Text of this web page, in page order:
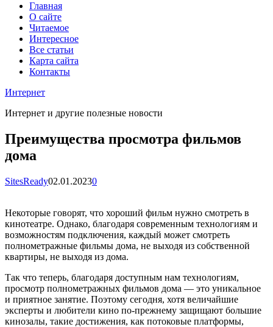
Главная
О сайте
Читаемое
Интересное
Все статьи
Карта сайта
Контакты
Интернет
Интернет и другие полезные новости
Преимущества просмотра фильмов
дома
SitesReady02.01.20230
Некоторые говорят, что хороший фильм нужно смотреть в
кинотеатре. Однако, благодаря современным технологиям и
возможностям подключения, каждый может смотреть
полнометражные фильмы дома, не выходя из собственной
квартиры, не выходя из дома.
Так что теперь, благодаря доступным нам технологиям,
просмотр полнометражных фильмов дома — это уникальное
и приятное занятие. Поэтому сегодня, хотя величайшие
эксперты и любители кино по-прежнему защищают большие
кинозалы, такие достижения, как потоковые платформы,